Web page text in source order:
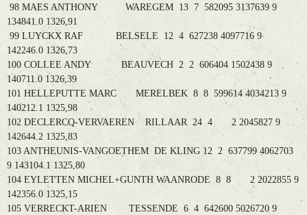
98 MAES ANTHONY WAREGEM 13 7 582095 3137639 9
134841.0 1326,91
99 LUYCKX RAF BELSELE 12 4 627238 4097716 9
142246.0 1326,73
100 COLLEE ANDY BEAUVECH 2 2 606404 1502438 9
140711.0 1326,39
101 HELLEPUTTE MARC MERELBEK 8 8 599614 4034213 9
140212.1 1325,98
102 DECLERCQ-VERVAEREN RILLAAR 24 4 2 2045827 9
142644.2 1325,83
103 ANTHEUNIS-VANGOETHEM DE KLING 12 2 637799 4062703
9 143104.1 1325,80
104 EYLETTEN MICHEL+GUNTH WAANRODE 8 8 2 2022855 9
142356.0 1325,15
105 VERRECKT-ARIEN TESSENDE 6 4 642600 5026720 9